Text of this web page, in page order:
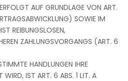
AUF GRUNDLAGE VON ART.
SOWIE IM
REIBUNGSLOSEN,
ZAHLUNGSVORGANGS (ART. 6
HANDLUNGEN IHRE
WIRD, IST ART. 6 ABS. 1 LIT. A